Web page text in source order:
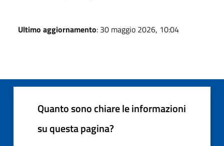
Ultimo aggiornamento: 30 maggio 2026, 10:04
Quanto sono chiare le informazioni
su questa pagina?